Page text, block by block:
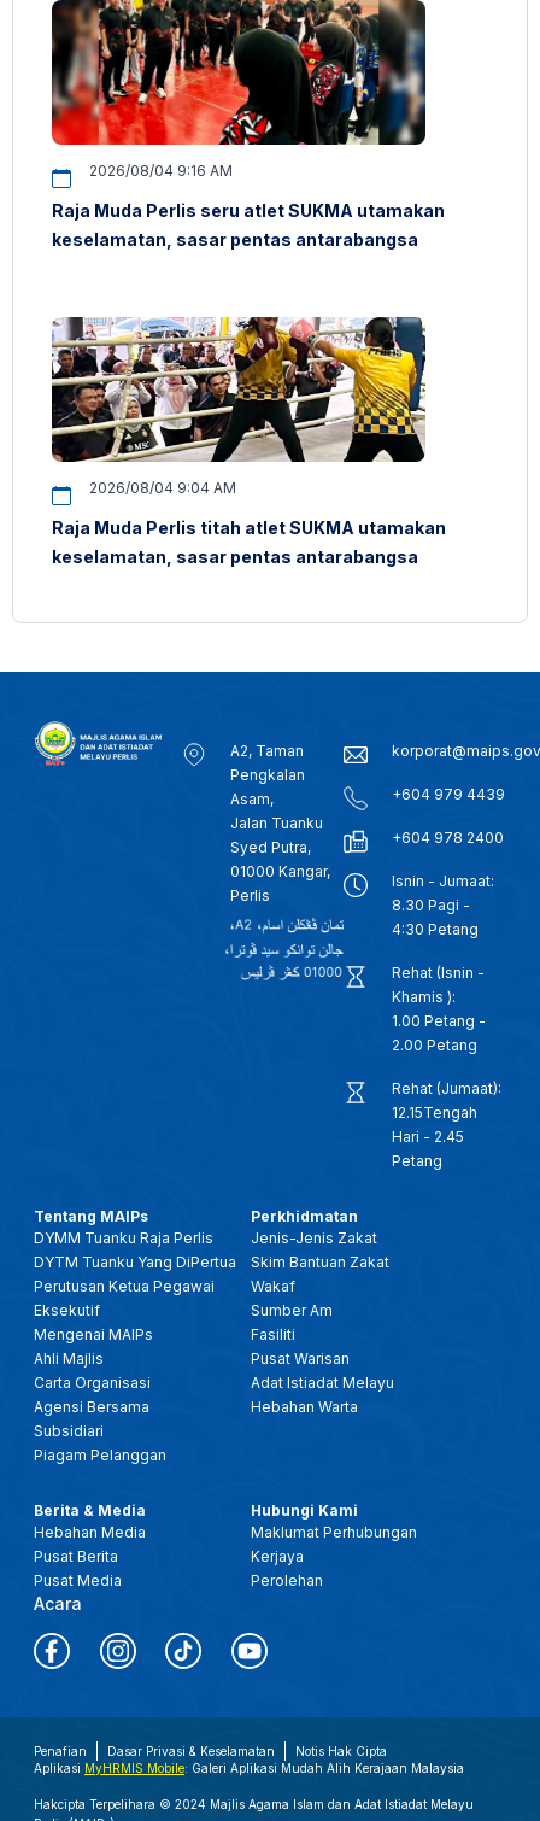
2026/08/04 9:16 AM
Raja Muda Perlis seru atlet SUKMA utamakan
keselamatan, sasar pentas antarabangsa
2026/08/04 9:04 AM
Raja Muda Perlis titah atlet SUKMA utamakan
keselamatan, sasar pentas antarabangsa
A2, Taman
Pengkalan
Asam,
Jalan Tuanku
Syed Putra,
01000 Kangar,
Perlis
+604 979 4439
+604 978 2400
Isnin - Jumaat:
8.30 Pagi -
4:30 Petang
Rehat (Isnin -
Khamis ):
1.00 Petang -
2.00 Petang
Rehat (Jumaat):
12.15Tengah
Hari - 2.45
Petang
Tentang MAIPs
DYMM Tuanku Raja Perlis
DYTM Tuanku Yang DiPertua
Perutusan Ketua Pegawai
Eksekutif
Mengenai MAIPs
Ahli Majlis
Carta Organisasi
Agensi Bersama
Subsidiari
Piagam Pelanggan
Perkhidmatan
Jenis-Jenis Zakat
Skim Bantuan Zakat
Wakaf
Sumber Am
Fasiliti
Pusat Warisan
Adat Istiadat Melayu
Hebahan Warta
Berita & Media
Hebahan Media
Pusat Berita
Pusat Media
Acara
Hubungi Kami
Maklumat Perhubungan
Kerjaya
Perolehan
Penafian Dasar Privasi & Keselamatan
Notis Hak Cipta
Aplikasi MyHRMIS Mobile: Galeri Aplikasi Mudah Alih Kerajaan Malaysia
Hakcipta Terpelihara © 2024 Majlis Agama Islam dan Adat Istiadat Melayu